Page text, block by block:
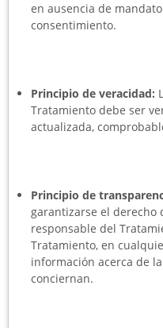
en ausencia de
consentimiento.
Principio de veracidad:
Tratamiento debe ser
actualizada,
Principio de
garantizarse el derecho
responsable del
Tratamiento, en
información acerca de
conciernan.